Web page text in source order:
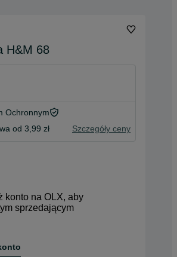
H&M 68
Ochronnym
od 3,99 zł Szczegóły ceny
konto na OLX, aby
sprzedającym